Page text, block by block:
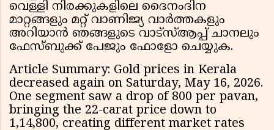
വെള്ളി നിരക്കുകളിലെ ദൈനംദിന
മാറ്റങ്ങളും മറ്റ് വാണിജ്യ വാര്‍ത്തകളും
അറിയാന്‍ ഞങ്ങളുടെ വാട്സ്ആപ്പ് ചാനലും
ഫേസ്ബുക്ക് പേജും ഫോളോ ചെയ്യുക.
Article Summary: Gold prices in Kerala
decreased again on Saturday, May 16, 2026.
One segment saw a drop of ₹800 per pavan,
bringing the 22-carat price down to
₹1,14,800, creating different market rates